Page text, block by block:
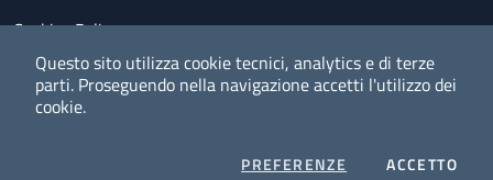
Questo sito utilizza cookie tecnici, analytics e di terze
parti. Proseguendo nella navigazione accetti l'utilizzo dei
cookie.
PREFERENZE COOKIESACCETTOI
Cookies Policy
Policy privacy e protezione del dato personale
Albo pretorio on-line